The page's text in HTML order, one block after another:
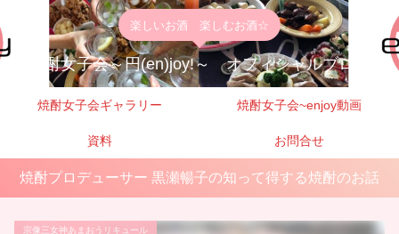
楽しいお酒 楽しむお酒☆
焼酎女子会～円(en)joy!～ オフィシャルブログ
焼酎女子会ギャラリー 焼酎女子会~enjoy動画
資料 お問合せ
焼酎プロデューサー 黒瀬暢子の知って得する焼酎のお話
宗像三女神あまおうリキュール